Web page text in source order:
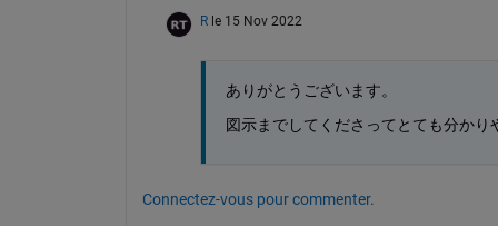
R le 15 Nov 2022
ありがとうございます。
図示までしてくださってとても分かり
Connectez-vous pour commenter.